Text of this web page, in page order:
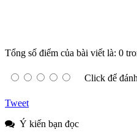
Tổng số điểm của bài viết là: 0
Click để
Tweet
Ý kiến bạn đọc